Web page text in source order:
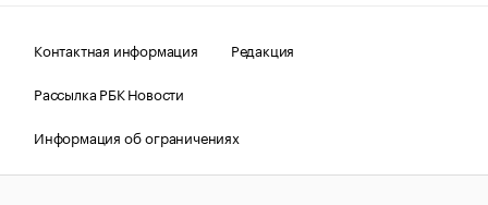
Контактная информация
Редакция
Рассылка РБК Новости
Информация об ограничениях
Правовая информация
О соблюдении авторских прав